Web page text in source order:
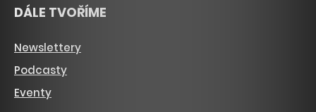
DÁLE TVOŘÍME
Newslettery
Podcasty
Eventy